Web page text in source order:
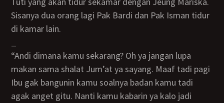
Sisanya dua orang lagi Pak Bardi dan Pak Isman tidur
di kamar lain.
“Andi dimana kamu sekarang? Oh ya jangan lupa
makan sama shalat Jum’at ya sayang. Maaf tadi pagi
Ibu gak bangunin kamu soalnya badan kamu tadi
agak anget gitu. Nanti kamu kabarin ya kalo jadi